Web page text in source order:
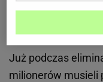
"Milionerzy".
dwoma
Już podczas
milionerów musieli